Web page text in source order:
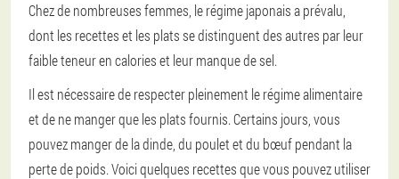
Chez de nombreuses femmes, le régime japonais a prévalu,
dont les recettes et les plats se distinguent des autres par leur
faible teneur en calories et leur manque de sel.
Il est nécessaire de respecter pleinement le régime alimentaire
et de ne manger que les plats fournis. Certains jours, vous
pouvez manger de la dinde, du poulet et du bœuf pendant la
perte de poids. Voici quelques recettes que vous pouvez utiliser